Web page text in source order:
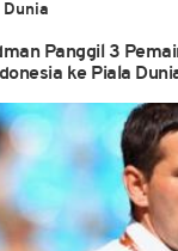
Panggil 3
ke Piala